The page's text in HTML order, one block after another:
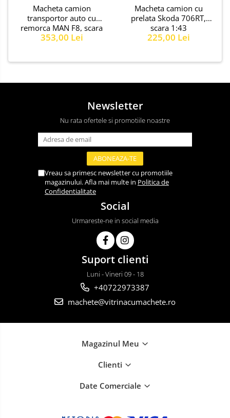
Macheta camion
transportor auto cu
remorca MAN F8, scara
1:43
353,00 Lei
Macheta camion cu
prelata Skoda 706RT,
scara 1:43
225,00 Lei
Newsletter
Nu rata ofertele si promotiile noastre
Vreau sa primesc newsletter cu promotiile
magazinului. Afla mai multe in Politica de
Confidentialitate
Social
Urmareste-ne in social media
Suport clienti
Luni - Vineri 09 - 18
+40722973387
machete@vitrinacumachete.ro
Magazinul Meu
Clienti
Date Comerciale